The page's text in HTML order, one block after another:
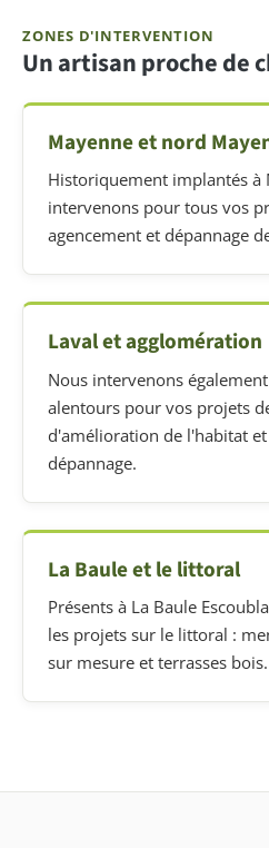
ZONES D'INTERVENTION
Un artisan proche de
Mayenne et nord
Historiquement implantés à
intervenons pour tous vos
agencement et dépannage
Laval et agglomération
Nous intervenons
alentours pour vos projets
d'amélioration de l'habitat
dépannage.
La Baule et le littoral
Présents à La Baule
les projets sur le littoral :
sur mesure et terrasses bois.